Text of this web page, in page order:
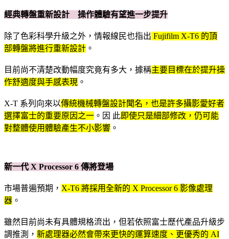
經典轉盤重新設計 操作體驗有望進一步提升
除了色彩科學升級之外，情報線民也指出 Fujifilm X-T6 的頂
部轉盤將進行重新設計 。
目前尚不清楚改動幅度究竟有多大，據稱主要目標在於提升操
作舒適度與手感表現 。
X-T 系列向來以傳統機械轉盤設計聞名，也是許多攝影愛好者
選擇富士的重要原因之一 。因 此即使只是細部修改，仍可能
對整體使用體驗產生不小影響 。
新一代 X Processor 6 傳將登場
市場普遍預期， X-T6 將採用全新的 X Processor 6 影像處理
器 。
雖然目前尚未有具體規格流出，但若依照富士歷代產品升級步
調推測， 新處理器必然會帶來更快的運算速度、更優秀的 AI